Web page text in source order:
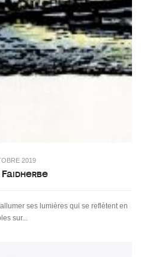
2019
Faidherbe
ses lumières qui se reflètent en
sur...